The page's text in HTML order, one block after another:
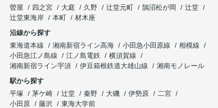
曽屋
四之宮 大庭 久野 辻堂元町 鵠沼松が岡
辻堂
辻堂東海岸
本町
材木座
沿線から探す
東海道本線
湘南新宿ライン高海 小田急小田原線
相模線
小田急江ノ島線
江ノ島電鉄
横須賀線
湘南新宿ライン宇須
伊豆箱根鉄道大雄山線
湘南モノレール
駅から探す
平塚
茅ケ崎 辻堂 秦野 大磯 伊勢原
二宮
小田原
藤沢 東海大学前